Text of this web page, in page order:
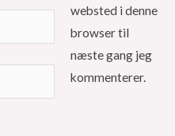
websted i denne
browser til
næste gang jeg
kommenterer.